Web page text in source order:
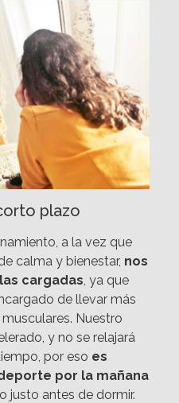
plazo
a la vez que
calma y bienestar, nos
cargadas , ya que
de llevar más
Nuestro
y no se relajará
por eso es
por la mañana
justo antes de dormir.